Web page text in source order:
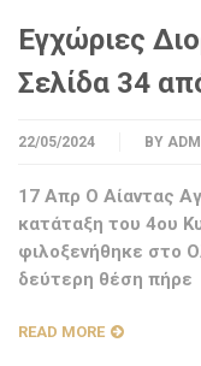
Εγχώριες
Σελίδα 34
22/05/2024 BY
17 Απρ Ο Αίαντας
κατάταξη του 4ου
φιλοξενήθηκε στο
δεύτερη θέση πήρε
READ MORE